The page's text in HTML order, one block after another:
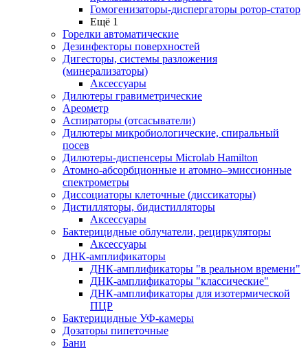
Гомогенизаторы-диспергаторы ротор-статор
Ещё 1
Горелки автоматические
Дезинфекторы поверхностей
Дигесторы, системы разложения
(минерализаторы)
Аксессуары
Дилютеры гравиметрические
Ареометр
Аспираторы (отсасыватели)
Дилютеры микробиологические, спиральный
посев
Дилютеры-диспенсеры Microlab Hamilton
Атомно-абсорбционные и атомно–эмиссионные
спектрометры
Диссоциаторы клеточные (диссикаторы)
Дистилляторы, бидистилляторы
Аксессуары
Бактерицидные облучатели, рециркуляторы
Аксессуары
ДНК-амплификаторы
ДНК-амплификаторы "в реальном времени"
ДНК-амплификаторы "классические"
ДНК-амплификаторы для изотермической
ПЦР
Бактерицидные УФ-камеры
Дозаторы пипеточные
Бани